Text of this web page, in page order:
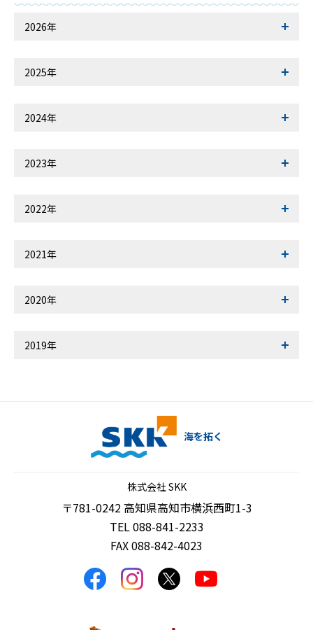
2026年
2025年
2024年
2023年
2022年
2021年
2020年
2019年
海を拓く
株式会社 SKK
〒781-0242 高知県高知市横浜西町1-3
TEL 088-841-2233
FAX 088-842-4023